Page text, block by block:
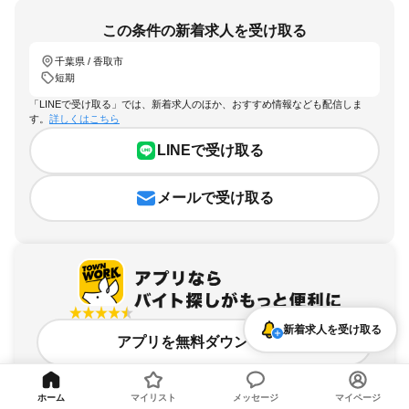
この条件の新着求人を受け取る
千葉県 / 香取市
短期
「LINEで受け取る」では、新着求人のほか、おすすめ情報なども配信しま
す。 詳しくはこちら
LINEで受け取る
メールで受け取る
アプリを無料ダウンロード
新着求人を受け取る
ホーム マイリスト メッセージ マイページ